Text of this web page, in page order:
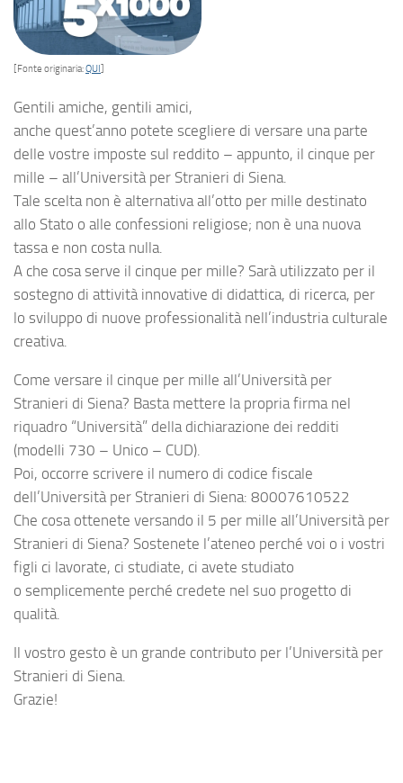
[Fonte originaria:QUI]
Gentili amiche, gentili amici,
anche quest’anno potete scegliere di versare una parte
delle vostre imposte sul reddito – appunto, il cinque per
mille – all’Università per Stranieri di Siena.
Tale scelta non è alternativa all’otto per mille destinato
allo Stato o alle confessioni religiose; non è una nuova
tassa e non costa nulla.
A che cosa serve il cinque per mille? Sarà utilizzato per il
sostegno di attività innovative di didattica, di ricerca, per
lo sviluppo di nuove professionalità nell’industria culturale
creativa.
Come versare il cinque per mille all’Università per
Stranieri di Siena? Basta mettere la propria firma nel
riquadro “Università” della dichiarazione dei redditi
(modelli 730 – Unico – CUD).
Poi, occorre scrivere il numero di codice fiscale
dell’Università per Stranieri di Siena: 80007610522
Che cosa ottenete versando il 5 per mille all’Università per
Stranieri di Siena? Sostenete l’ateneo perché voi o i vostri
figli ci lavorate, ci studiate, ci avete studiato
o semplicemente perché credete nel suo progetto di
qualità.
Il vostro gesto è un grande contributo per l’Università per
Stranieri di Siena.
Grazie!